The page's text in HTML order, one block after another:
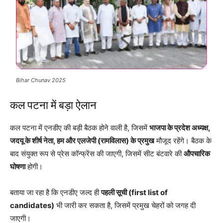
Bihar Chunav 2025
कल पटना में बड़ा ऐलान
कल पटना में एनडीए की बड़ी बैठक होने वाली है, जिसमें भाजपा के प्रदेश अध्यक्ष,
जदयू के शीर्ष नेता, हम और एलजेपी (रामविलास) के प्रमुखमौजूद रहेंगे। बैठक के
बाद संयुक्त रूप से प्रेस कॉन्फ्रेंस की जाएगी, जिसमें सीट बंटवारे कीऔपचारिक
घोषणाहोगी।
बताया जा रहा है कि एनडीए जल्द हीपहली सूची (first list of
candidates) भी जारी कर सकता है, जिसमें प्रमुख चेहरों को जगह दी
जाएगी।